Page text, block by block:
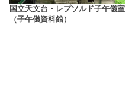
国立天文台・レプソルド子午儀室
（子午儀資料館）